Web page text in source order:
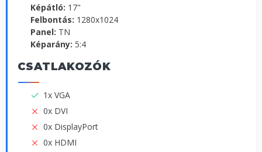
Képátló: 17"
Felbontás: 1280x1024
Panel: TN
Képarány: 5:4
CSATLAKOZÓK
1x VGA
0x DVI
0x DisplayPort
0x HDMI